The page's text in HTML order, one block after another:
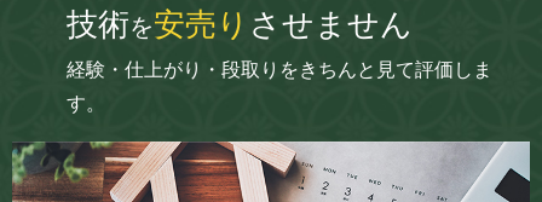
技術を安売り させません
経験・仕上がり・段取りをきちんと見て評価しま
す。